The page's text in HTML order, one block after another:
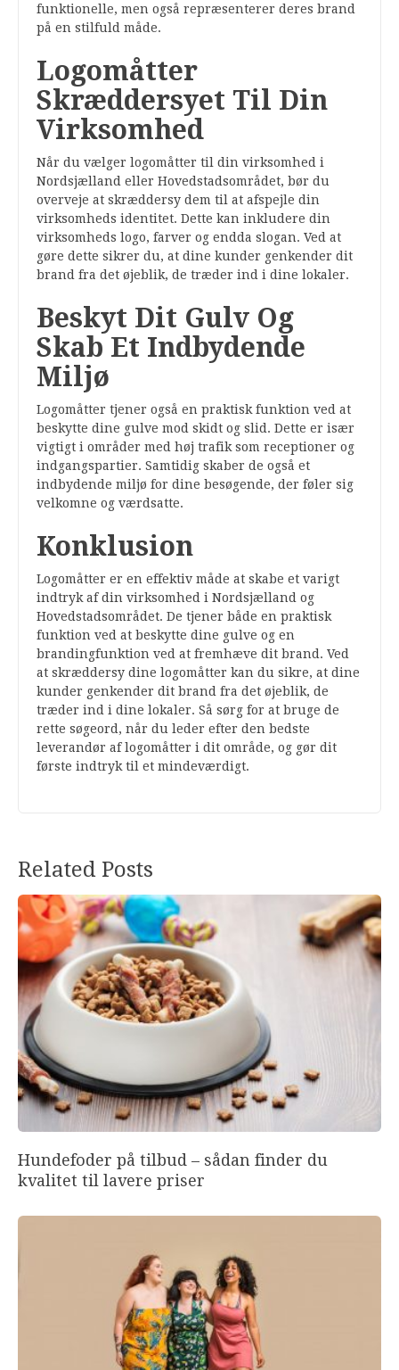
funktionelle, men også repræsenterer deres brand
på en stilfuld måde.
Logomåtter
Skræddersyet Til Din
Virksomhed
Når du vælger logomåtter til din virksomhed i
Nordsjælland eller Hovedstadsområdet, bør du
overveje at skræddersy dem til at afspejle din
virksomheds identitet. Dette kan inkludere din
virksomheds logo, farver og endda slogan. Ved at
gøre dette sikrer du, at dine kunder genkender dit
brand fra det øjeblik, de træder ind i dine lokaler.
Beskyt Dit Gulv Og
Skab Et Indbydende
Miljø
Logomåtter tjener også en praktisk funktion ved at
beskytte dine gulve mod skidt og slid. Dette er især
vigtigt i områder med høj trafik som receptioner og
indgangspartier. Samtidig skaber de også et
indbydende miljø for dine besøgende, der føler sig
velkomne og værdsatte.
Konklusion
Logomåtter er en effektiv måde at skabe et varigt
indtryk af din virksomhed i Nordsjælland og
Hovedstadsområdet. De tjener både en praktisk
funktion ved at beskytte dine gulve og en
brandingfunktion ved at fremhæve dit brand. Ved
at skræddersy dine logomåtter kan du sikre, at dine
kunder genkender dit brand fra det øjeblik, de
træder ind i dine lokaler. Så sørg for at bruge de
rette søgeord, når du leder efter den bedste
leverandør af logomåtter i dit område, og gør dit
første indtryk til et mindeværdigt.
Related Posts
Hundefoder på tilbud – sådan finder du
kvalitet til lavere priser